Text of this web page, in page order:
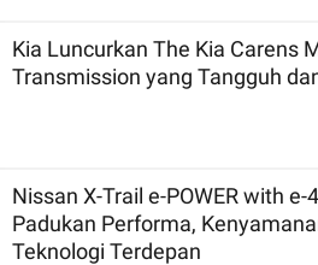
Kia Luncurkan The Kia Carens
Transmission yang Tangguh
Nissan X-Trail e-POWER with e-
Padukan Performa,
Teknologi Terdepan